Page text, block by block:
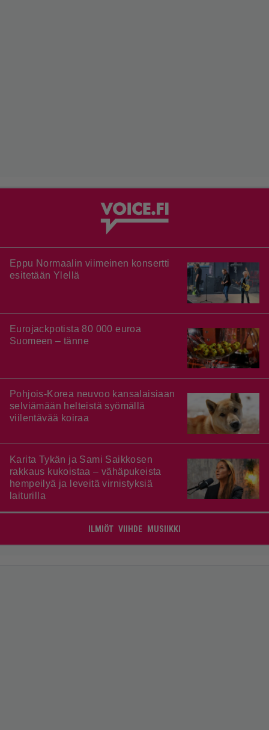
Eppu Normaalin viimeinen konsertti
esitetään Ylellä
Eurojackpotista 80 000 euroa
Suomeen – tänne
Pohjois-Korea neuvoo kansalaisiaan
selviämään helteistä syömällä
viilentävää koiraa
Karita Tykän ja Sami Saikkosen
rakkaus kukoistaa – vähäpukeista
hempeilyä ja leveitä virnistyksiä
laiturilla
ILMIÖT VIIHDE MUSIIKKI